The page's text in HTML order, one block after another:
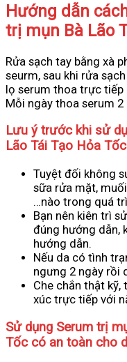
Hướng dẫn
trị mụn Bà Lão
Rửa sạch tay bằng xà
seurm, sau khi rửa
lọ serum thoa trực tiếp
Mỗi ngày thoa serum 2
Lưu ý trước khi sử
Lão Tái Tạo Hỏa Tốc
Tuyệt đối không
sữa rửa mặt,
…nào trong quá
Bạn nên kiên trì
đúng hướng dẫn,
hướng dẫn.
Nếu da có tình
ngưng 2 ngày rồi
Che chắn thật
xúc trực tiếp với
Sử dụng Serum trị
Tốc có an toàn cho